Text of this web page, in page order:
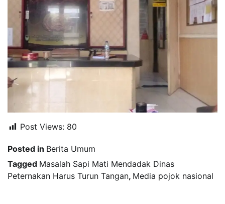
Post Views: 80
Posted in Berita Umum
Tagged Masalah Sapi Mati Mendadak Dinas
Peternakan Harus Turun Tangan, Media pojok nasional